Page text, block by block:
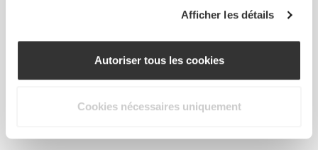
Afficher les détails
Autoriser tous les cookies
Cookies nécessaires uniquement
Martha Kolovou